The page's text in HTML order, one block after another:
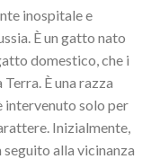
inospitale e
È un gatto nato
domestico, che i
È una razza
intervenuto solo per
Inizialmente,
alla vicinanza